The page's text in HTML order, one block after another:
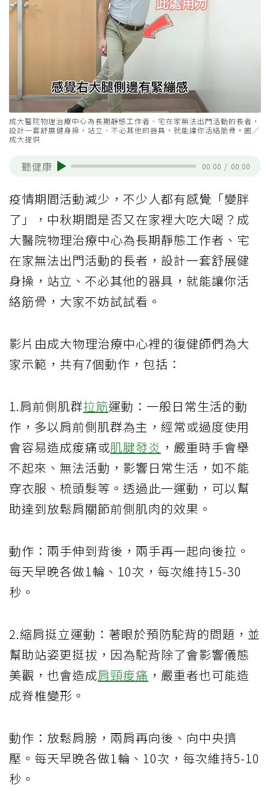
成大醫院物理治療中心為長期靜態工作者、宅在家無法出門活動的長者，
設計一套舒展健身操，站立、不必其他的器具，就能讓你活絡筋骨。圖／
成大提供
聽健康 00:00 / 00:00
疫情期間活動減少，不少人都有感覺「變胖
了」，中秋期間是否又在家裡大吃大喝？成
大醫院物理治療中心為長期靜態工作者、宅
在家無法出門活動的長者，設計一套舒展健
身操，站立、不必其他的器具，就能讓你活
絡筋骨，大家不妨試試看。
影片由成大物理治療中心裡的復健師們為大
家示範，共有7個動作，包括：
1.肩前側肌群拉筋運動：一般日常生活的動
作，多以肩前側肌群為主，經常或過度使用
會容易造成痠痛或肌腱發炎 ，嚴重時手會舉
不起來、無法活動，影響日常生活，如不能
穿衣服、梳頭髮等。透過此一運動，可以幫
助達到放鬆肩關節前側肌肉的效果。
動作：兩手伸到背後，兩手再一起向後拉。
每天早晚各做1輪、10次，每次維持15-30
秒。
2.縮肩挺立運動：著眼於預防駝背的問題，並
幫助站姿更挺拔，因為駝背除了會影響儀態
美觀，也會造成肩頸痠痛 ，嚴重者也可能造
成脊椎變形。
動作：放鬆肩膀，兩肩再向後、向中央擠
壓。每天早晚各做1輪、10次，每次維持5-10
秒。